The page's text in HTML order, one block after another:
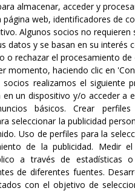
almacenar, acceder y
web, identificadores de
Algunos socios no requieren
datos y se basan en su interés
o rechazar el procesamiento
momento, haciendo clic en
realizamos el siguiente
un dispositivo y/o acceder a
básicos.Crear
seleccionar la publicidad
. Uso de perfiles para la
de la publicidad. Medir
a través de estadísticas
de diferentes fuentes.
con el objetivo de